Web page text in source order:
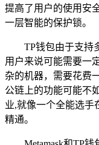
提高了用户的使用安
一层智能的保护锁。
TP钱包由于支持
用户来说可能需要一
杂的机器，需要花费
公链上的功能可能不
业,就像一个全能选手
精通。